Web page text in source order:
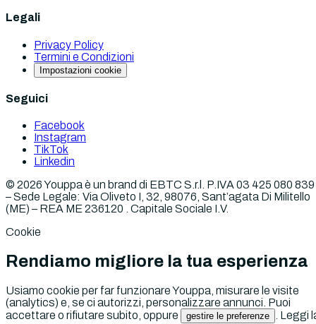
Legali
Privacy Policy
Termini e Condizioni
Impostazioni cookie
Seguici
Facebook
Instagram
TikTok
Linkedin
© 2026Youppa è un brand di EBTC S.r.l. P.IVA 03 425 080 839
– Sede Legale: Via Oliveto I, 32, 98076, Sant’agata Di Militello
(ME) – REA ME 236120 . Capitale Sociale I.V.
Cookie
Rendiamo migliore la tua esperienza
Usiamo cookie per far funzionareYouppa , misurare le visite
(analytics) e, se ci autorizzi, personalizzare annunci. Puoi
accettare o rifiutare subito, oppure
gestire le preferenze
. Leggi